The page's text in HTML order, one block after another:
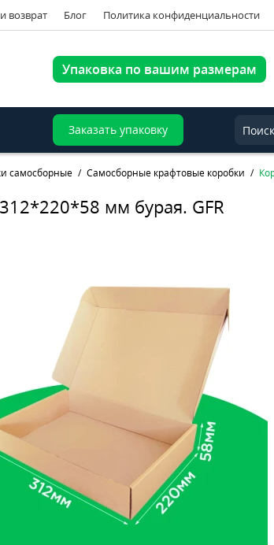
возврат Блог Политика конфиденциальности
Упаковка по вашим размерам
Заказать упаковку
самосборные Самосборные крафтовые коробки
мм бурая. GFR